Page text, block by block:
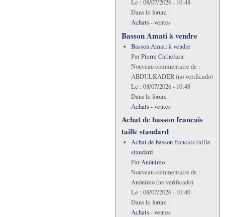
Le : 08/07/2026 - 10:48
Dans le forum :
Achats - ventes
Basson Amati à vendre
Basson Amati à vendre
ParPierre Cathelain
Nouveau commentaire de :
ABDULKADER (no verificado)
Le : 08/07/2026 - 10:48
Dans le forum :
Achats - ventes
Achat de basson francais
taille standard
Achat de basson francais taille
standard
ParAnónimo
Nouveau commentaire de :
Anónimo (no verificado)
Le : 08/07/2026 - 10:40
Dans le forum :
Achats - ventes